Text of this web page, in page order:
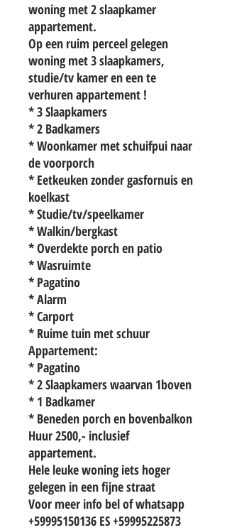
woning met 2 slaapkamer
appartement.
Op een ruim perceel gelegen
woning met 3 slaapkamers,
studie/tv kamer en een te
verhuren appartement !
* 3 Slaapkamers
* 2 Badkamers
* Woonkamer met schuifpui naar
de voorporch
* Eetkeuken zonder gasfornuis en
koelkast
* Studie/tv/speelkamer
* Walkin/bergkast
* Overdekte porch en patio
* Wasruimte
* Pagatino
* Alarm
* Carport
* Ruime tuin met schuur
Appartement:
* Pagatino
* 2 Slaapkamers waarvan 1boven
* 1 Badkamer
* Beneden porch en bovenbalkon
Huur 2500,- inclusief
appartement.
Hele leuke woning iets hoger
gelegen in een fijne straat
Voor meer info bel of whatsapp
+59995150136 ES +59995225873